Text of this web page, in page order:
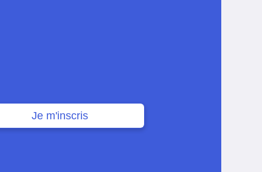
Je m'inscris